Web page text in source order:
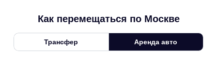
Как перемещаться по Москве
Трансфер Аренда авто